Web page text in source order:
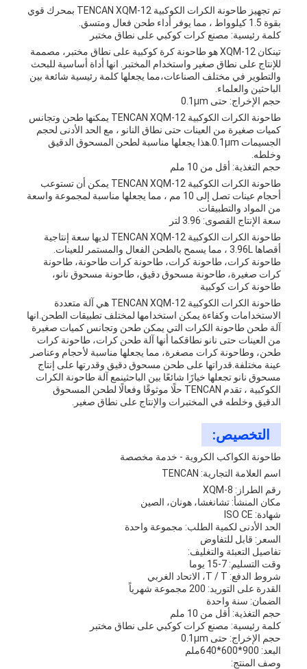
تم تجهيز طاحونة الكرات الكوكبية TENCAN XQM-12 بمحرك قوي
بقوة 1.5 كيلوواط ، مما يوفر أداء طحن فعال ومتسق.
كلمة رئيسية: مصنع كرات كوكبي على نطاق مختبر
تينكان XQM-12 هو طاحونة كرة كوكبية على نطاق مختبر، مصممة
للإنتاج على نطاق صغير واستخدام المختبر. انها أداة أساسية للبحث
والتطوير في مختلف الصناعات،مما يجعلها كلمة رئيسية شائعة بين
الباحثين والعلماء.
حجم الإخراج: حتى 0.1μm
طاحونة الكرات الكوكبية TENCAN XQM-12 يمكنها طحن وتجانس
كميات صغيرة من العينات حتى نطاق النانو ، مع الحد الأدنى لحجم
الجسيمات 0.1μm.هذا يجعلها مناسبة لطحن المسحوق الدقيق
وخلطه.
حجم التغذية: أقل من 10 ملم
طاحونة الكرات الكوكبية TENCAN XQM-12 يمكن أن تستوعب
أحجام عينات تصل إلى 10 مم ، مما يجعلها مناسبة لمجموعة واسعة
من المواد والتطبيقات.
سعة الإنتاج القصوى: 3.96 لتر
طاحونة الكرات الكوكبية TENCAN XQM-12 لديها سعة إنتاجية
أقصاها 3.96L ، مما يسمح بالطحن الفعال والمستمر للعينات.
طاحونة كرات، طاحونة كرات، طاحونة كرات طاحونة، طاحونة
كرات صغيرة، طاحونة مسحوق دقيق، طاحونة مسحوق نانو،
طاحونة كرات كوكبية
طاحونة الكرات الكوكبية TENCAN XQM-12 هي آلة متعددة
الاستخدامات وكفاءة يمكن استخدامها لمختلف تطبيقات الطحن.انها
آلة طحن طاحونة الكرات التي يمكن طحن وتجانس كميات صغيرة
من العينات حتى نانو نطاقكما أنها آلة طحن كرات، طاحونة كرات
طحن، وطاحونة كرات مصغرة، مما يجعلها مناسبة لأحجام وعناصر
عينة مختلفة.قدراتها على طحن مسحوق دقيق وقدرتها على إنتاج
مسحوق نانو تجعلها خيارًا شائعًا بين الباحثينمع آلة طاحونة الكرات
الكوكبية ، تقدم TENCAN حلًا موثوقًا وفعالًا لطحن المسحوق
الدقيق وخلطه في المختبرات والإنتاج على نطاق صغير.
التخصيص:
طاحونة الكواكب الكروية - خدمة مخصصة
اسم العلامة التجارية: TENCAN
رقم الطراز: XQM-8
مكان المنشأ: تشانغشا، هونان، الصين
شهادة: ISO CE
الحد الأدنى لكمية الطلب: مجموعة واحدة
السعر: قابل للتفاوض
تفاصيل التعبئة والتغليف:
وقت التسليم: 7-15 يوما
شروط الدفع: T / T، الاتحاد الغربي
القدرة على التوريد: 200 مجموعة شهرياً
الضمان: سنة واحدة
حجم التغذية: أقل من 10 ملم
كلمة رئيسية: مصنع كرات كوكبي على نطاق مختبر
حجم الإخراج: حتى 0.1μm
البعد: 900*600*640ملم
وصف المنتج: